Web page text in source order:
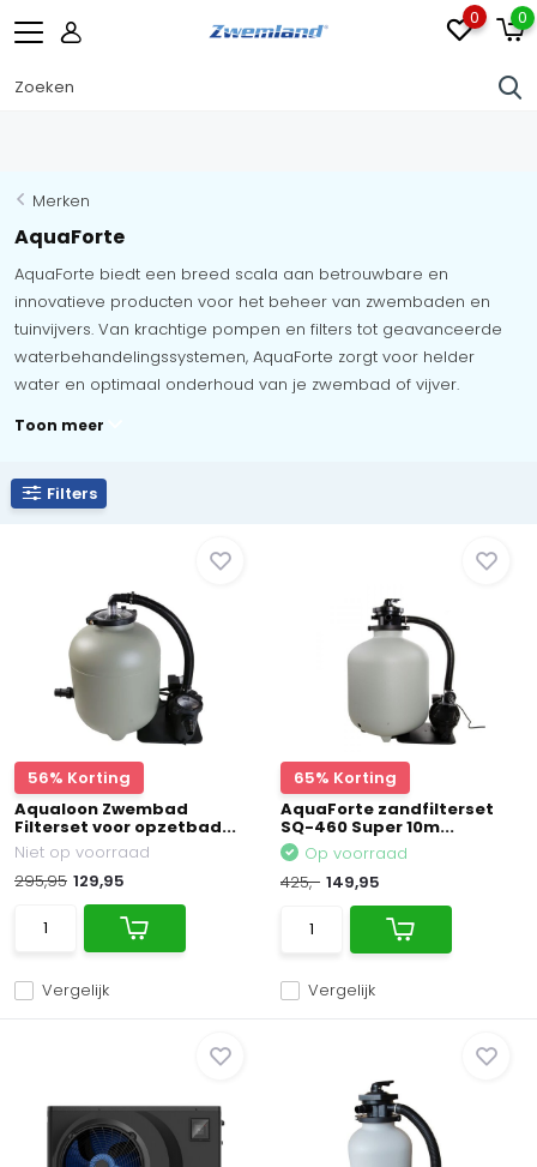
0 0
Merken
AquaForte
AquaForte biedt een breed scala aan betrouwbare en
innovatieve producten voor het beheer van zwembaden en
tuinvijvers. Van krachtige pompen en filters tot geavanceerde
waterbehandelingssystemen, AquaForte zorgt voor helder
water en optimaal onderhoud van je zwembad of vijver.
Toon meer
Filters
56% Korting
Aqualoon Zwembad
Filterset voor opzetbad...
Vergelijk
Niet op voorraad
295,95 129,95
65% Korting
AquaForte zandfilterset
SQ-460 Super 10m...
Vergelijk
Op voorraad
425,- 149,95